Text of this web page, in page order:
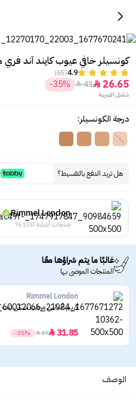
كونسيلر خافي عيوب كايند آند
4.9
(65)
26.65

41

-35%
شامل الضريبة
درجة الكونسيلر:
هل تريد الدفع بالتقسيط؟
Rimmel London
منتجات أصلية 100%
غالبًا ما يتم شراؤها معًا
المنتجات الموصى بها
Rimmel London
كريم أساس مرطب سكن تنت
31.85

49

-35%
الوصف